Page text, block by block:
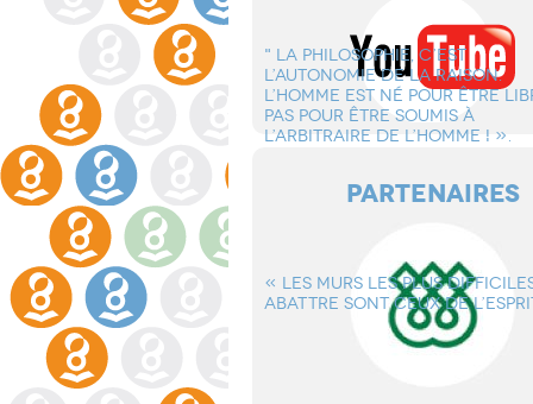
" LA PHILOSOPHIE, C’EST
L’AUTONOMIE DE LA RAISON.
L’HOMME EST Né POUR êTRE
PAS POUR êTRE SOUMIS à
L’ARBITRAIRE DE L’HOMME ! ».
« LES MURS LES PLUS
ABATTRE SONT CEUX DE
PARTENAIRES